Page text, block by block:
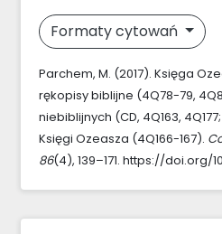
Formaty cytowań
Parchem, M. (2017). Księga
rękopisy biblijne (4Q78-79,
niebiblijnych (CD, 4Q163,
Księgi Ozeasza (4Q166-167).
86(4), 139–171. https://doi.org/